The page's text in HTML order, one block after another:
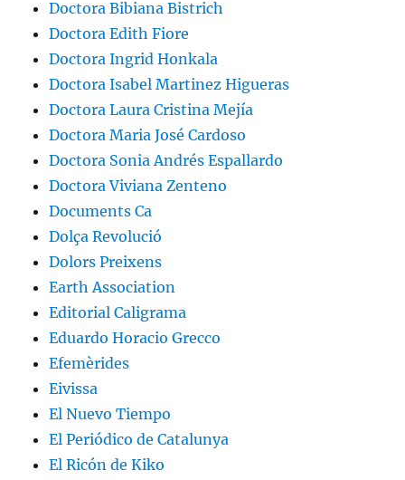
Doctora Bibiana Bistrich
Doctora Edith Fiore
Doctora Ingrid Honkala
Doctora Isabel Martinez Higueras
Doctora Laura Cristina Mejía
Doctora Maria José Cardoso
Doctora Sonia Andrés Espallardo
Doctora Viviana Zenteno
Documents Ca
Dolça Revolució
Dolors Preixens
Earth Association
Editorial Caligrama
Eduardo Horacio Grecco
Efemèrides
Eivissa
El Nuevo Tiempo
El Periódico de Catalunya
El Ricón de Kiko